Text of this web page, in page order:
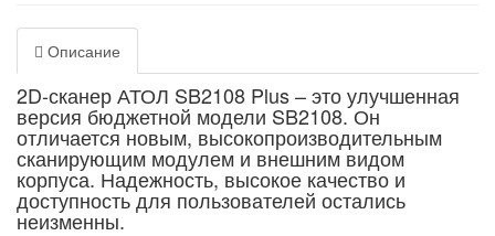
Описание
2D-сканерАТОЛ SB2108 Plus– это улучшенная
версия бюджетной модели SB2108. Он
отличается новым, высокопроизводительным
сканирующим модулем и внешним видом
корпуса. Надежность, высокое качество и
доступность для пользователей остались
неизменны.